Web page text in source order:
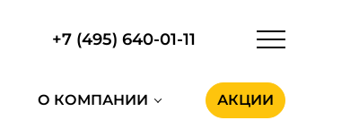
+7 (495) 640-01-11
О КОМПАНИИ АКЦИИ